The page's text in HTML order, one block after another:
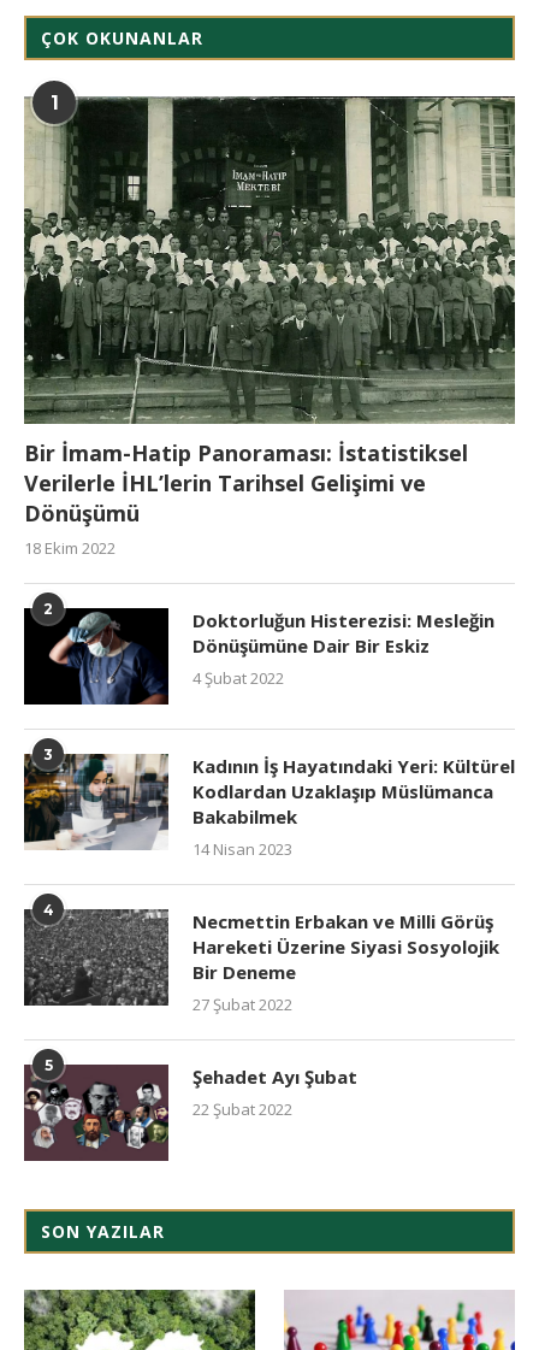
ÇOK OKUNANLAR
1
Bir İmam-Hatip Panoraması: İstatistiksel
Verilerle İHL’lerin Tarihsel Gelişimi ve
Dönüşümü
18 Ekim 2022
2
Doktorluğun Histerezisi: Mesleğin
Dönüşümüne Dair Bir Eskiz
4 Şubat 2022
3
Kadının İş Hayatındaki Yeri: Kültürel
Kodlardan Uzaklaşıp Müslümanca
Bakabilmek
14 Nisan 2023
4
Necmettin Erbakan ve Milli Görüş
Hareketi Üzerine Siyasi Sosyolojik
Bir Deneme
27 Şubat 2022
5 Şehadet Ayı Şubat
22 Şubat 2022
SON YAZILAR